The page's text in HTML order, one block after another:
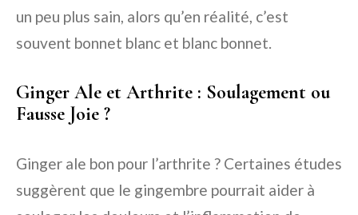
un peu plus sain, alors qu’en réalité, c’est
souvent bonnet blanc et blanc bonnet.
Ginger Ale et Arthrite : Soulagement ou
Fausse Joie ?
Ginger ale bon pour l’arthrite ? Certaines études
suggèrent que le gingembre pourrait aider à